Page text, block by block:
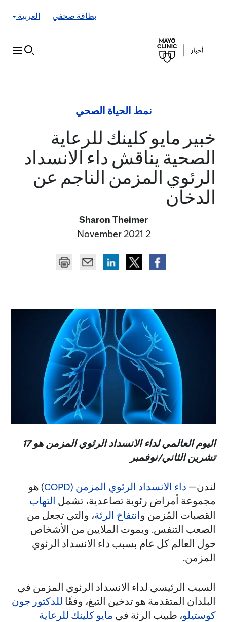
العربية
بطاقة صحفي
نمط الحياة الصحي
خبير مايو كلينك للرعاية
الصحية يناقش داء الانسداد
الرئوي المزمن الناجم عن
الدخان
Sharon Theimer
2 November 2021
اليوم العالمي لداء الانسداد الرئوي المزمن هو 17
تشرين الثاني/نوفمبر
لندن— داء الانسداد الرئوي المزمن (COPD
) هو
مجموعة أمراض رئوية تصاعدية، تشمل التهاب
القصبات المُزمن وانتفاخ الرئة، والتي تجعل من
الصعب التنفس. ويموت الملايين من الأشخاص
حول العالم كل عام بسبب داء الانسداد الرئوي
المزمن.
السبب الرئيسي لداء الانسداد الرئوي المزمن في
البلدان المتقدمة هو تدخين التبغ، وفقًا للدكتور جون
كوستيلو، طبيب الرئة في مايو كلينك للرعاية